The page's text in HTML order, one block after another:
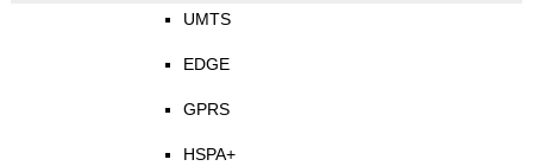
UMTS
EDGE
GPRS
HSPA+